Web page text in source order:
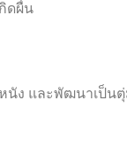
ดผื่น
นัง และพัฒนาเป็น